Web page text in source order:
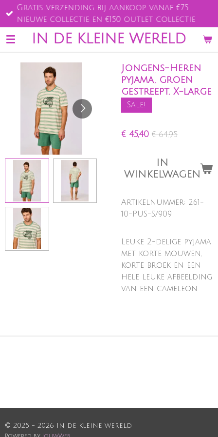
Ga
direct
naar
de
IN DE KLEINE WERELD
Gratis verzending bij aankoop vanaf €75
nieuwe collectie en €150 outlet collectie
Jongens-Heren
pyjama, groen
gestreept, X-large
Sale!
€ 45,40 € 64,95
IN
WINKELWAGEN
Artikelnummer: 261-
10-PUS-S/909
Leuke 2-delige pyjama
met korte mouwen,
korte broek en een
hele leuke afbeelding
van een cameleon
© 2025 - 2026 In de kleine wereld